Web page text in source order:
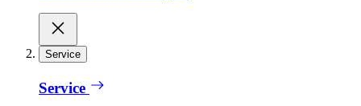
Service
Service